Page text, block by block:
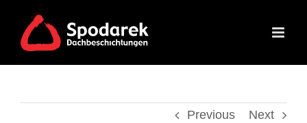
content
Previous Next